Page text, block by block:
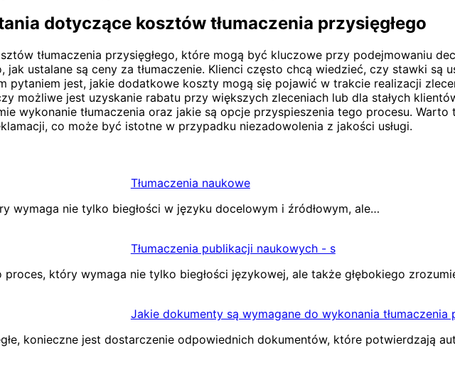
dotyczące kosztów tłumaczenia przysięgłego
tłumaczenia przysięgłego, które mogą być kluczowe przy podejmowaniu
jak ustalane są ceny za tłumaczenie. Klienci często chcą wiedzieć, czy stawki
pytaniem jest, jakie dodatkowe koszty mogą się pojawić w trakcie realizacji
możliwe jest uzyskanie rabatu przy większych zleceniach lub dla stałych
wykonanie tłumaczenia oraz jakie są opcje przyspieszenia tego procesu.
co może być istotne w przypadku niezadowolenia z jakości usługi.
Tłumaczenia naukowe
wymaga nie tylko biegłości w języku docelowym i źródłowym, ale…
Tłumaczenia publikacji naukowych - s
proces, który wymaga nie tylko biegłości językowej, ale także głębokiego
Jakie dokumenty są wymagane do wykonania tłumaczenia
konieczne jest dostarczenie odpowiednich dokumentów, które potwierdzają